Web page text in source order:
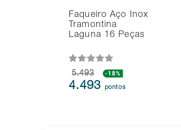
Faqueiro Aço Inox
Tramontina
Laguna 16 Peças
5.493 -18%
4.493 pontos